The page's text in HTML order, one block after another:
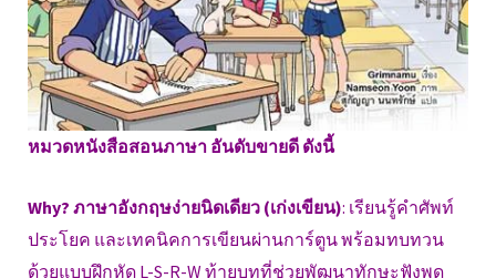
หมวดหนังสือสอนภาษา อันดับขายดี ดังนี้
Why? ภาษาอังกฤษง่ายนิดเดียว (เก่งเขียน): เรียนรู้คำศัพท์
ประโยค และเทคนิคการเขียนผ่านการ์ตูน พร้อมทบทวน
ด้วยแบบฝึกหัด L-S-R-W ท้ายบทที่ช่วยพัฒนาทักษะฟังพูด